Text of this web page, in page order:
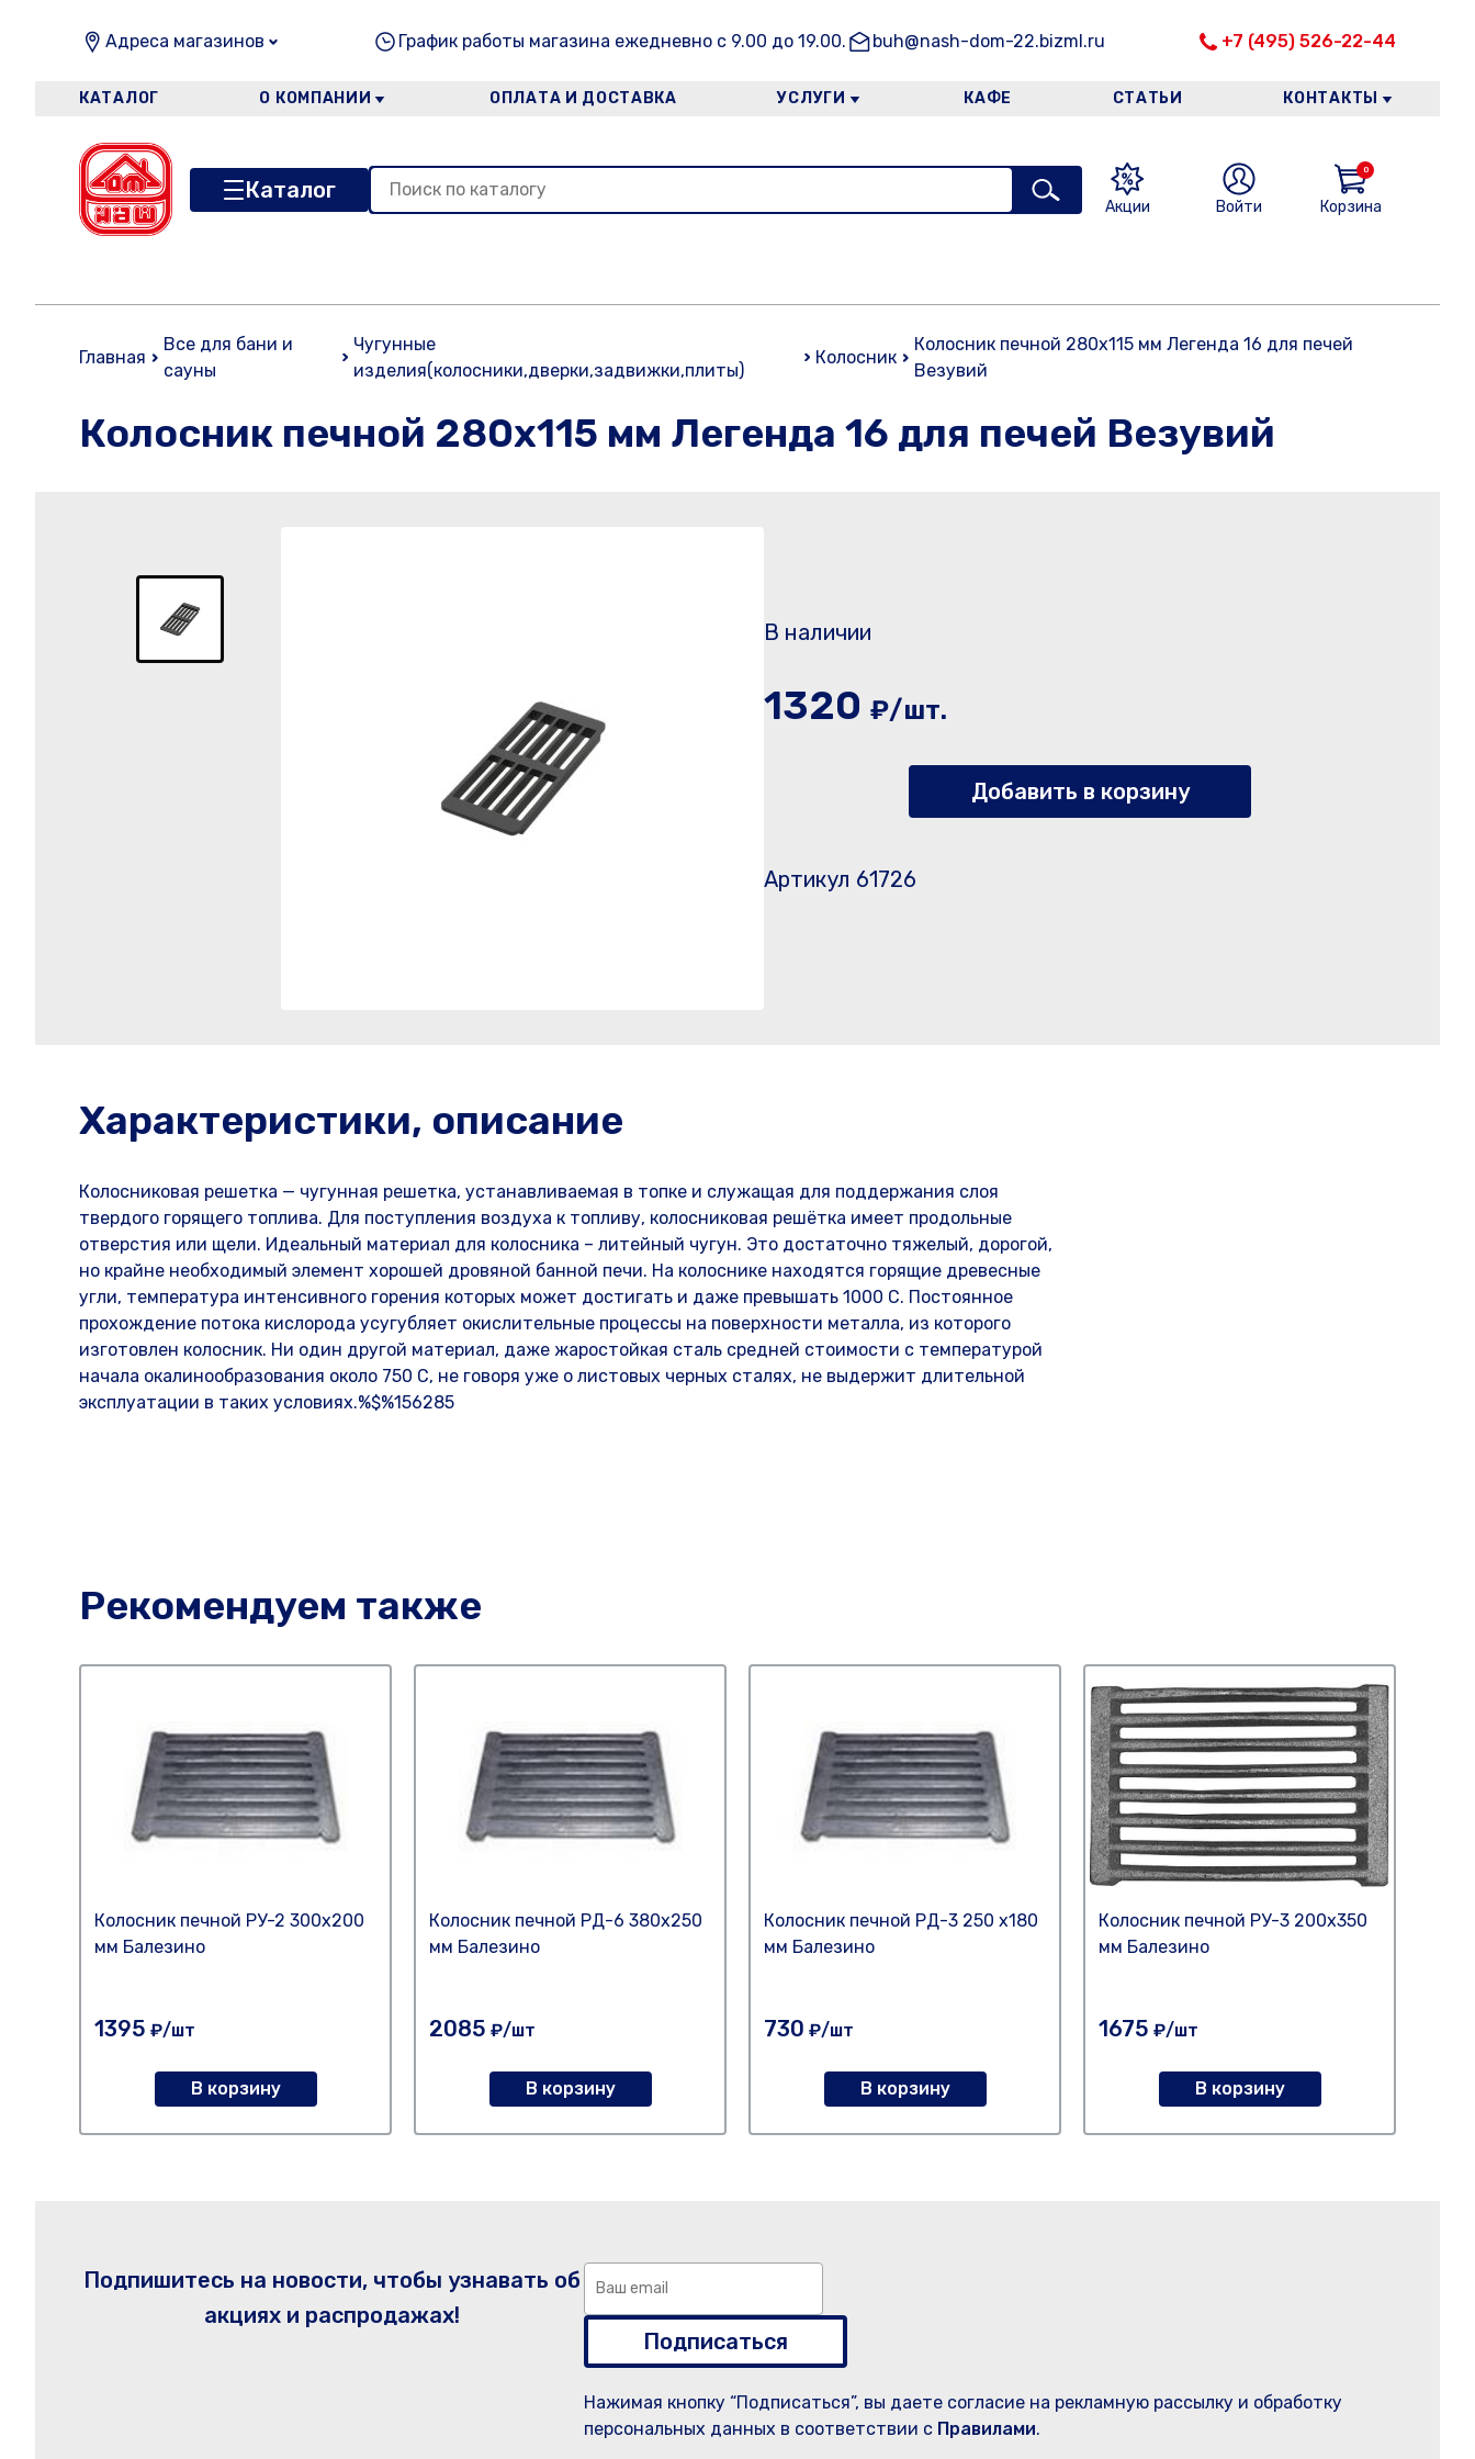
Адреса магазинов График работы магазина ежедневно с 9.00 до 19.00. buh@nash-dom-22.bizml.ru +7 (495) 526-22-44
КАТАЛОГ О КОМПАНИИ ОПЛАТА И ДОСТАВКА УСЛУГИ КАФЕ СТАТЬИ КОНТАКТЫ
Каталог
Акции Войти Корзина
0
Главная
Все для бани и
сауны
Чугунные
изделия(колосники,дверки,задвижки,плиты)
Колосник
Колосник печной 280х115 мм Легенда 16 для печей
Везувий
Колосник печной 280х115 мм Легенда 16 для печей Везувий
В наличии
1320 ₽/шт.
Добавить в корзину
Артикул 61726
Характеристики, описание
Колосниковая решетка — чугунная решетка, устанавливаемая в топке и служащая для поддержания слоя
твердого горящего топлива. Для поступления воздуха к топливу, колосниковая решётка имеет продольные
отверстия или щели. Идеальный материал для колосника – литейный чугун. Это достаточно тяжелый, дорогой,
но крайне необходимый элемент хорошей дровяной банной печи. На колоснике находятся горящие древесные
угли, температура интенсивного горения которых может достигать и даже превышать 1000 С. Постоянное
прохождение потока кислорода усугубляет окислительные процессы на поверхности металла, из которого
изготовлен колосник. Ни один другой материал, даже жаростойкая сталь средней стоимости с температурой
начала окалинообразования около 750 С, не говоря уже о листовых черных сталях, не выдержит длительной
эксплуатации в таких условиях.%$%156285
Рекомендуем также
Колосник печной РУ-2 300х200
мм Балезино
1395 ₽/шт
В корзину
Колосник печной РД-6 380х250
мм Балезино
2085 ₽/шт
В корзину
Колосник печной РД-3 250 х180
мм Балезино
730 ₽/шт
В корзину
Колосник печной РУ-3 200х350
мм Балезино
1675 ₽/шт
В корзину
Подпишитесь на новости, чтобы узнавать об
акциях и распродажах!
Подписаться
Нажимая кнопку “Подписаться”, вы даете согласие на рекламную рассылку и обработку
персональных данных в соответствии с Правилами.